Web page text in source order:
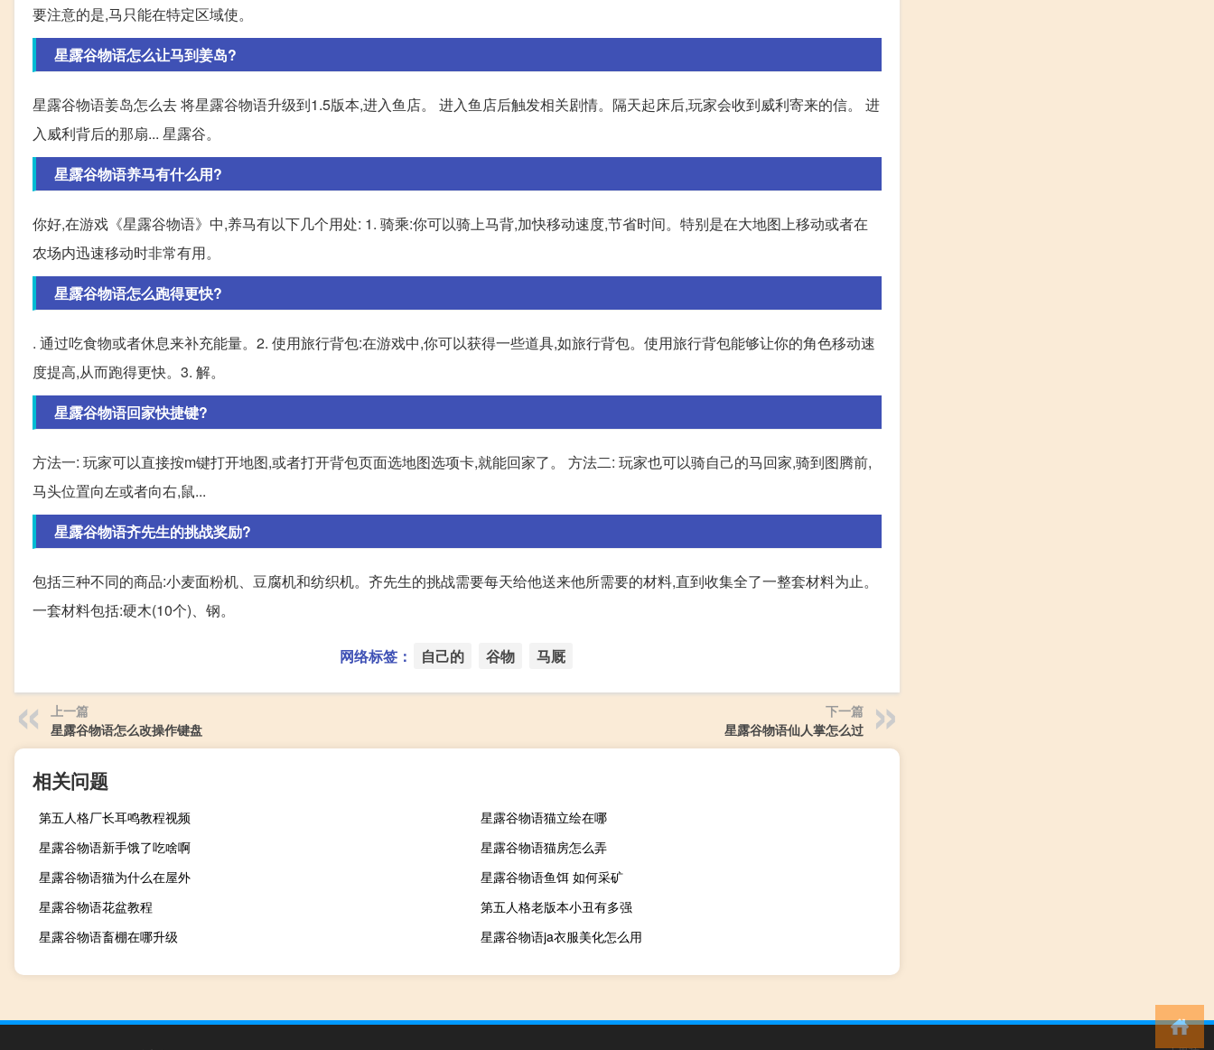
要注意的是,马只能在特定区域使。
星露谷物语怎么让马到姜岛?
星露谷物语姜岛怎么去 将星露谷物语升级到1.5版本,进入鱼店。 进入鱼店后触发相关剧情。隔天起床后,玩家会收到威利寄来的信。 进
入威利背后的那扇... 星露谷。
星露谷物语养马有什么用?
你好,在游戏《星露谷物语》中,养马有以下几个用处: 1. 骑乘:你可以骑上马背,加快移动速度,节省时间。特别是在大地图上移动或者在
农场内迅速移动时非常有用。
星露谷物语怎么跑得更快?
. 通过吃食物或者休息来补充能量。2. 使用旅行背包:在游戏中,你可以获得一些道具,如旅行背包。使用旅行背包能够让你的角色移动速
度提高,从而跑得更快。3. 解。
星露谷物语回家快捷键?
方法一: 玩家可以直接按m键打开地图,或者打开背包页面选地图选项卡,就能回家了。 方法二: 玩家也可以骑自己的马回家,骑到图腾前,
马头位置向左或者向右,鼠...
星露谷物语齐先生的挑战奖励?
包括三种不同的商品:小麦面粉机、豆腐机和纺织机。齐先生的挑战需要每天给他送来他所需要的材料,直到收集全了一整套材料为止。
一套材料包括:硬木(10个)、钢。
网络标签： 自己的 谷物 马厩
上一篇
星露谷物语怎么改操作键盘
下一篇
星露谷物语仙人掌怎么过
相关问题
第五人格厂长耳鸣教程视频
星露谷物语猫立绘在哪
星露谷物语新手饿了吃啥啊
星露谷物语猫房怎么弄
星露谷物语猫为什么在屋外
星露谷物语鱼饵 如何采矿
星露谷物语花盆教程
第五人格老版本小丑有多强
星露谷物语畜棚在哪升级
星露谷物语ja衣服美化怎么用